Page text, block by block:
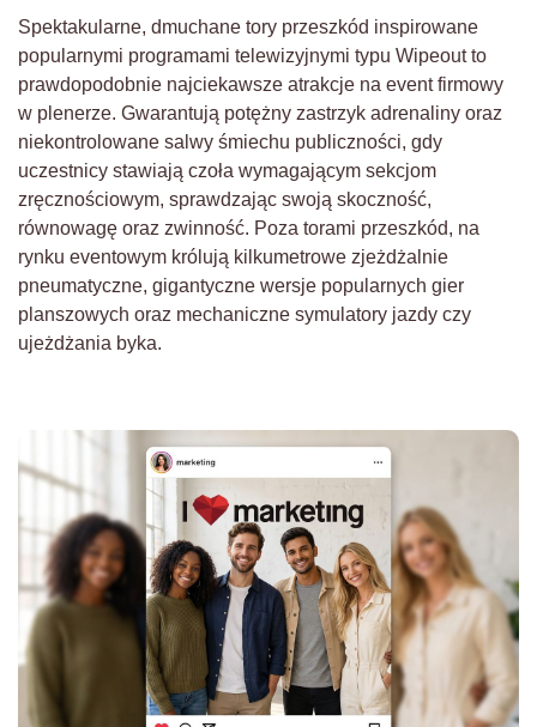
Spektakularne, dmuchane tory przeszkód inspirowane
popularnymi programami telewizyjnymi typu Wipeout to
prawdopodobnie najciekawsze atrakcje na event firmowy
w plenerze. Gwarantują potężny zastrzyk adrenaliny oraz
niekontrolowane salwy śmiechu publiczności, gdy
uczestnicy stawiają czoła wymagającym sekcjom
zręcznościowym, sprawdzając swoją skoczność,
równowagę oraz zwinność. Poza torami przeszkód, na
rynku eventowym królują kilkumetrowe zjeżdżalnie
pneumatyczne, gigantyczne wersje popularnych gier
planszowych oraz mechaniczne symulatory jazdy czy
ujeżdżania byka.